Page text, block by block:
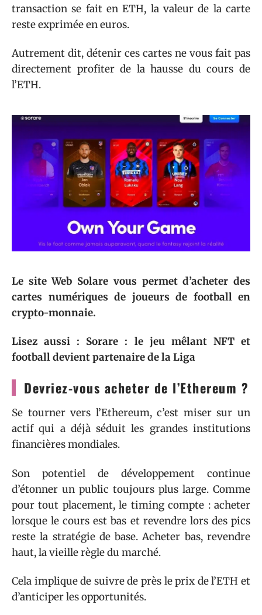
transaction se fait en ETH, la valeur de la carte
reste exprimée en euros.
Autrement dit, détenir ces cartes ne vous fait pas
directement profiter de la hausse du cours de
l’ETH.
Le site Web Solare vous permet d’acheter des
cartes numériques de joueurs de football en
crypto-monnaie.
Lisez aussi : Sorare : le jeu mêlant NFT et
football devient partenaire de la Liga
Devriez-vous acheter de l’Ethereum ?
Se tourner vers l’Ethereum, c’est miser sur un
actif qui a déjà séduit les grandes institutions
financières mondiales.
Son potentiel de développement continue
d’étonner un public toujours plus large. Comme
pour tout placement, le timing compte : acheter
lorsque le cours est bas et revendre lors des pics
reste la stratégie de base. Acheter bas, revendre
haut, la vieille règle du marché.
Cela implique de suivre de près le prix de l’ETH et
d’anticiper les opportunités.